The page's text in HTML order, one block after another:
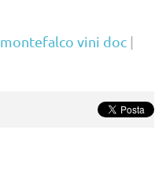
montefalco vini doc |